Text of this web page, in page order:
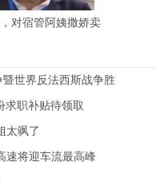
对宿管阿姨撒娇卖
世界反法西斯战争胜
求职补贴待领取
太飒了
速将迎车流最高峰